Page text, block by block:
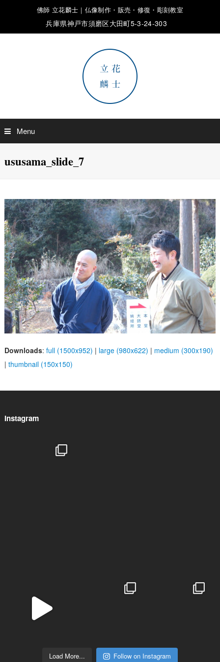
佛師 立花麟士｜仏像制作・販売・修復・彫刻教室
兵庫県神戸市須磨区大田町5-3-24-303
Menu
ususama_slide_7
Downloads: full (1500x952) | large (980x622) | medium (300x190)
| thumbnail (150x150)
Instagram
Load More... Follow on Instagram